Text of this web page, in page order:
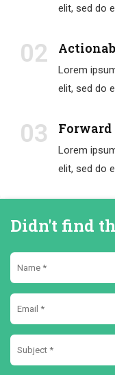
elit, sed do
02
Lorem
elit, sed do
03
Lorem
elit, sed do
Didn't find